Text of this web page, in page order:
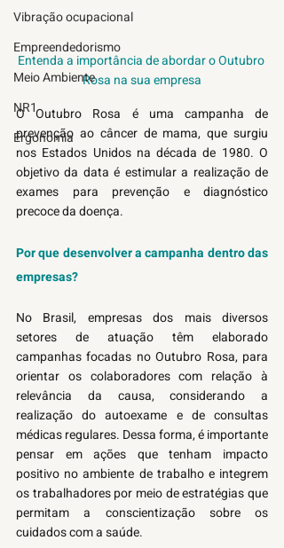
Vibração ocupacional
Empreendedorismo
Meio Ambiente
NR1
Ergonomia
Entenda a importância de abordar o Outubro
Rosa na sua empresa
O Outubro Rosa é uma campanha de
prevenção ao câncer de mama, que surgiu
nos Estados Unidos na década de 1980. O
objetivo da data é estimular a realização de
exames para prevenção e diagnóstico
precoce da doença.
Por que desenvolver a campanha dentro das
empresas?
No Brasil, empresas dos mais diversos
setores de atuação têm elaborado
campanhas focadas no Outubro Rosa, para
orientar os colaboradores com relação à
relevância da causa, considerando a
realização do autoexame e de consultas
médicas regulares. Dessa forma, é importante
pensar em ações que tenham impacto
positivo no ambiente de trabalho e integrem
os trabalhadores por meio de estratégias que
permitam a conscientização sobre os
cuidados com a saúde.